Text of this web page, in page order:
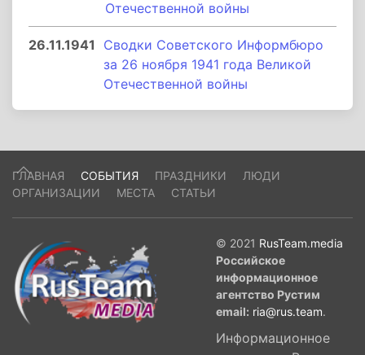
Отечественной войны
26.11.1941
Сводки Советского Информбюро
за 26 ноября 1941 года Великой
Отечественной войны
ГЛАВНАЯ СОБЫТИЯ ПРАЗДНИКИ
ЛЮДИ
ОРГАНИЗАЦИИ
МЕСТА СТАТЬИ
© 2021 RusTeam.media
Российское
информационное
агентство Рустим
email: ria@rus.team.
Информационное